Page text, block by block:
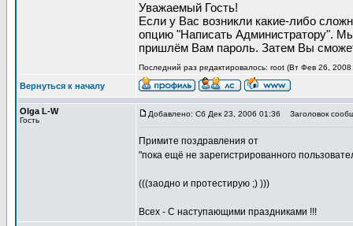
Уважаемый Гость!
Если у Вас возникли какие-либо
опцию "Написать Администратору".
пришлём Вам пароль. Затем Вы
Последний раз редактировалось: root (Вт Фев 26, 2008
Вернуться к началу
Olga L-W
Гость
Добавлено: Сб Дек 23, 2006 01:36 Заголовок
Примите поздравления от
"пока ещё не зарегистрированного
(((заодно и протестирую ;) )))
Всех - С наступающими праздниками !!!